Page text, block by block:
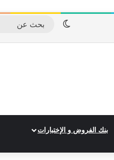
الوضع المظلم
بنك الفروض و الإختبارات